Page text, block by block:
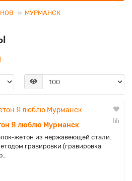
МУРМАНСК
Я люблю Мурманск
жетон из нержавеющей стали.
гравировки (гравировка